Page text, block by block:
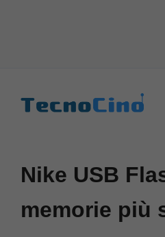
Nike USB
memorie più